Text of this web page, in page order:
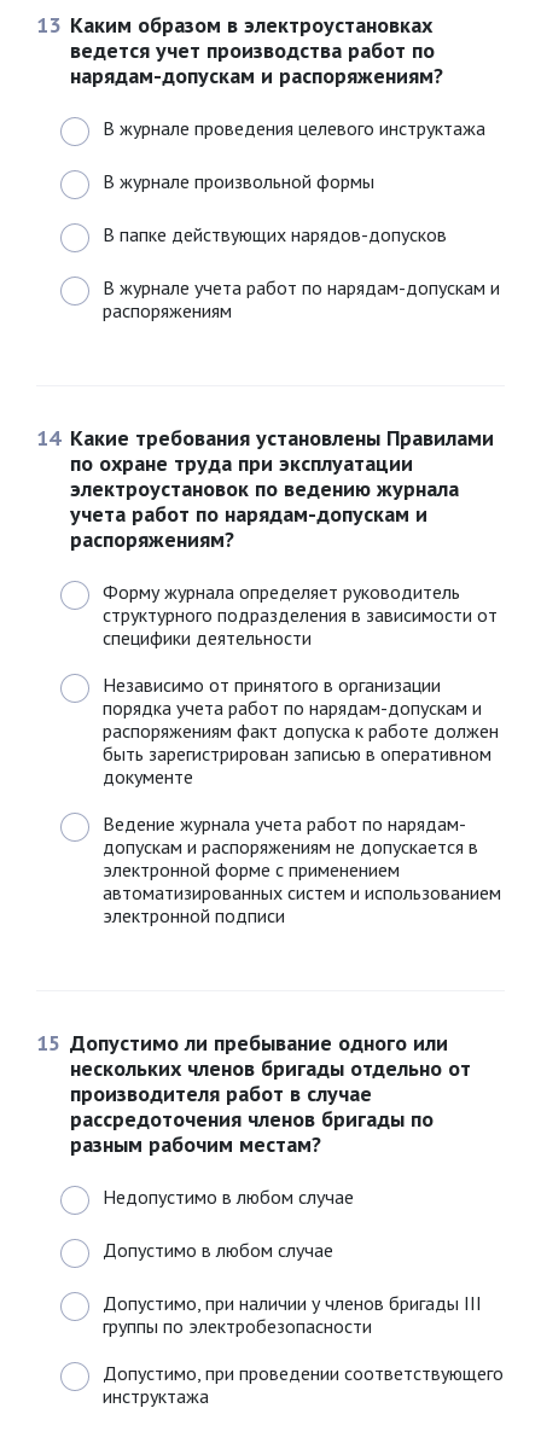
13 Каким образом в электроустановках
ведется учет производства работ по
нарядам-допускам и распоряжениям?
В журнале проведения целевого инструктажа
В журнале произвольной формы
В папке действующих нарядов-допусков
В журнале учета работ по нарядам-допускам и
распоряжениям
14 Какие требования установлены Правилами
по охране труда при эксплуатации
электроустановок по ведению журнала
учета работ по нарядам-допускам и
распоряжениям?
Форму журнала определяет руководитель
структурного подразделения в зависимости от
специфики деятельности
Независимо от принятого в организации
порядка учета работ по нарядам-допускам и
распоряжениям факт допуска к работе должен
быть зарегистрирован записью в оперативном
документе
Ведение журнала учета работ по нарядам-
допускам и распоряжениям не допускается в
электронной форме с применением
автоматизированных систем и использованием
электронной подписи
15 Допустимо ли пребывание одного или
нескольких членов бригады отдельно от
производителя работ в случае
рассредоточения членов бригады по
разным рабочим местам?
Недопустимо в любом случае
Допустимо в любом случае
Допустимо, при наличии у членов бригады III
группы по электробезопасности
Допустимо, при проведении соответствующего
инструктажа